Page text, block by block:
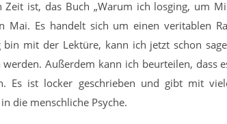
Zeit ist, das Buch „Warum ich losging, um
Mai. Es handelt sich um einen veritablen
mit der Lektüre, kann ich jetzt schon
werden. Außerdem kann ich beurteilen, dass
Es ist locker geschrieben und gibt mit
die menschliche Psyche.